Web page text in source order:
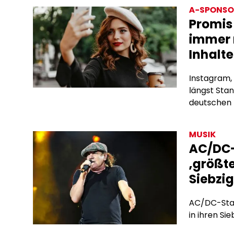
A-
immer
Instagram,
längst
deutschen
hinter
MUSIK
AC/
AC/DC-
in ihren